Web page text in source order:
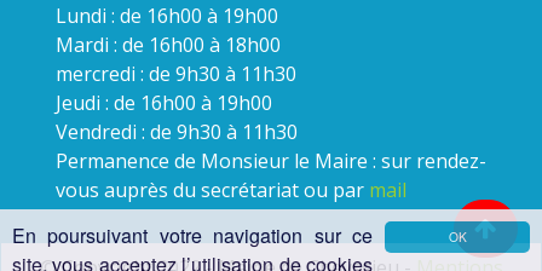
OK
En poursuivant votre navigation sur ce
site, vous acceptez l’utilisation de cookies
Lundi : de 16h00 à 19h00
Mardi : de 16h00 à 18h00
mercredi : de 9h30 à 11h30
Jeudi : de 16h00 à 19h00
Vendredi : de 9h30 à 11h30
Permanence de Monsieur le Maire : sur rendez-
vous auprès du secrétariat ou par mail